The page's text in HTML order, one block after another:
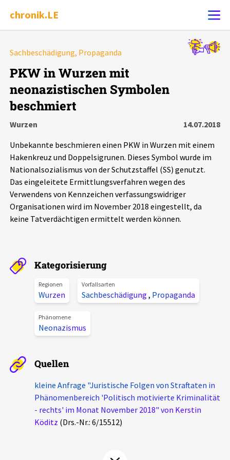
chronik.LE
Ereignis melden
Chronik
Dossiers
Schlaglichter
Phänomene
Alle Beiträge
Veranstaltungen
Podcasts
Über uns
Projektbeschreibung
Kontakt
Spenden
chronik.LE in der Presse
Sachbeschädigung, Propaganda
PKW in Wurzen mit
neonazistischen Symbolen
beschmiert
Wurzen
14.07.2018
Unbekannte beschmieren einen PKW in Wurzen mit einem
Hakenkreuz und Doppelsigrunen. Dieses Symbol wurde im
Nationalsozialismus von der Schutzstaffel (SS) genutzt.
Das eingeleitete Ermittlungsverfahren wegen des
Verwendens von Kennzeichen verfassungswidriger
Organisationen wird im November 2018 eingestellt, da
keine Tatverdächtigen ermittelt werden können.
Kategorisierung
Regionen
Wurzen
Vorfallsarten
Sachbeschädigung , Propaganda
Phänomene
Neonazismus
Quellen
kleine Anfrage "Juristische Folgen von Straftaten in
Phänomenbereich 'Politisch motivierte Kriminalität
- rechts' im Monat November 2018" von Kerstin
Köditz (Drs.-Nr.: 6/15512)
Alle Ereignisse
Ereignisse
Ereignisse Statistik
Filter Erklärungen